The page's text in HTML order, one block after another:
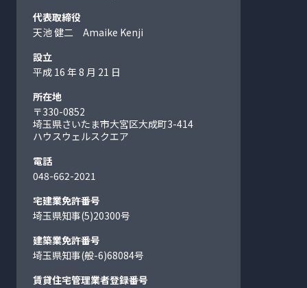
代表取締役
天池 健二 Amaike Kenji
設立
平成 16 年 8 月 21 日
所在地
〒330-0852
埼玉県さいたま市大宮区大成町3-414
ハウスウェルスクエア
電話
048-662-2021
宅建業免許番号
埼玉県知事(5)20300号
建築業免許番号
埼玉県知事(般-6)68084号
賃貸住宅管理業者登録番号